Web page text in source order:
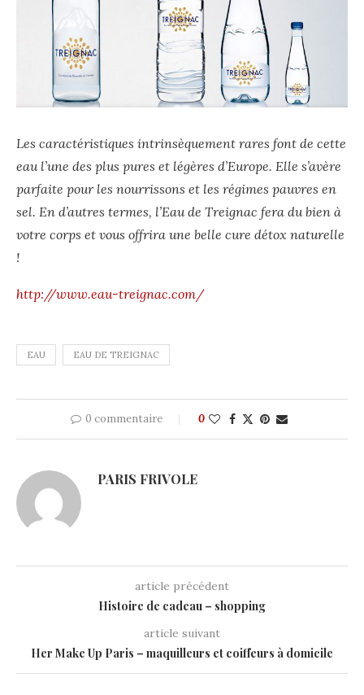
Les caractéristiques intrinsèquement rares font de cette
eau l’une des plus pures et légères d’Europe. Elle s’avère
parfaite pour les nourrissons et les régimes pauvres en
sel. En d’autres termes, l’Eau de Treignac fera du bien à
votre corps et vous offrira une belle cure détox naturelle
!
http://www.eau-treignac.com/
EAU EAU DE TREIGNAC
0 commentaire 0
PARIS FRIVOLE
article précédent
Histoire de cadeau – shopping
article suivant
Her Make Up Paris – maquilleurs et coiffeurs à domicile